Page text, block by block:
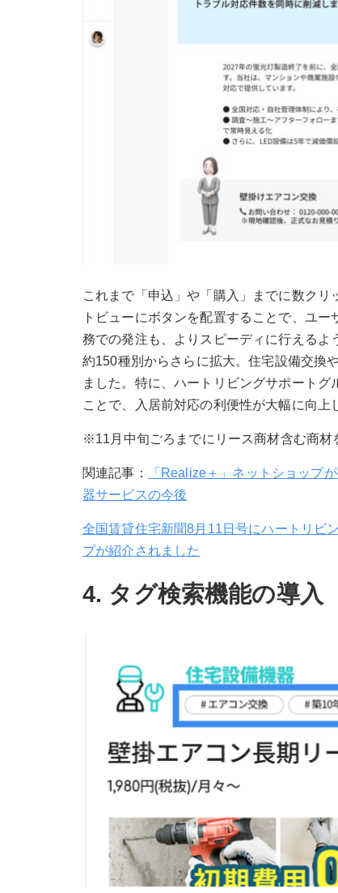
これまで「申込」や「購入」までに数ク
トビューにボタンを配置することで、ユ
務での発注も、よりスピーディに行えるよ
約150種別からさらに拡大。住宅設備交換
ました。特に、ハートリビングサポート
ことで、入居前対応の利便性が大幅に向上
※11月中旬ごろまでにリース商材含む商材
関連記事：
「Realize＋」ネットショップ
器サービスの今後
全国賃貸住宅新聞8月11日号にハートリビ
プが紹介されました
4. タグ検索機能の導入